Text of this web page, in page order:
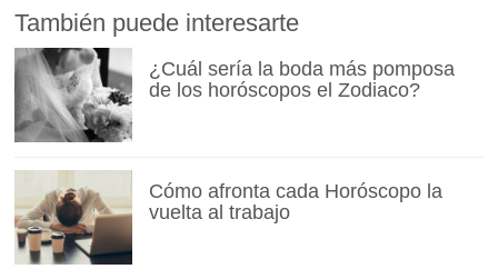
También puede interesarte
¿Cuál sería la boda más pomposa
de los horóscopos el Zodiaco?
Cómo afronta cada Horóscopo la
vuelta al trabajo